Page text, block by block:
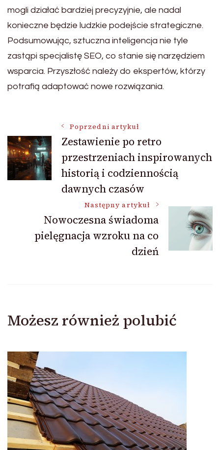
mogli działać bardziej precyzyjnie, ale nadal
konieczne będzie ludzkie podejście strategiczne.
Podsumowując, sztuczna inteligencja nie tyle
zastąpi specjalistę SEO, co stanie się narzędziem
wsparcia. Przyszłość należy do ekspertów, którzy
potrafią adaptować nowe rozwiązania.
Nawigacja
wpisu
Poprzedni artykuł
Zestawienie po retro
przestrzeniach inspirowanych
historią i codziennością
dawnych czasów
Następny artykuł
Nowoczesna świadoma
pielęgnacja wzroku na co
dzień
Możesz również polubić